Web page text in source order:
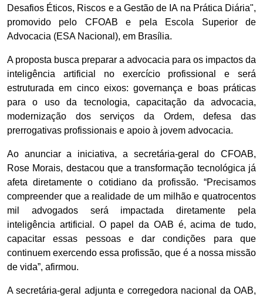
Desafios Éticos, Riscos e a Gestão de IA na Prática Diária",
promovido pelo CFOAB e pela Escola Superior de
Advocacia (ESA Nacional), em Brasília.
A proposta busca preparar a advocacia para os impactos da
inteligência artificial no exercício profissional e será
estruturada em cinco eixos: governança e boas práticas
para o uso da tecnologia, capacitação da advocacia,
modernização dos serviços da Ordem, defesa das
prerrogativas profissionais e apoio à jovem advocacia.
Ao anunciar a iniciativa, a secretária-geral do CFOAB,
Rose Morais, destacou que a transformação tecnológica já
afeta diretamente o cotidiano da profissão. “Precisamos
compreender que a realidade de um milhão e quatrocentos
mil advogados será impactada diretamente pela
inteligência artificial. O papel da OAB é, acima de tudo,
capacitar essas pessoas e dar condições para que
continuem exercendo essa profissão, que é a nossa missão
de vida”, afirmou.
A secretária-geral adjunta e corregedora nacional da OAB,